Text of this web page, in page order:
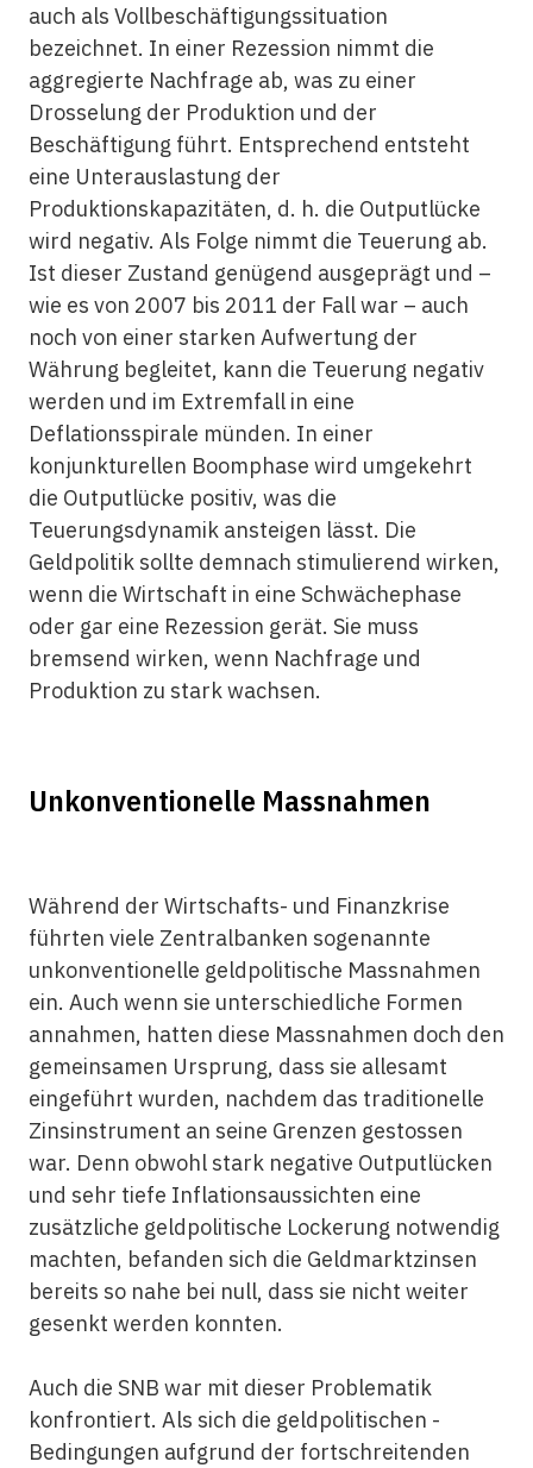
auch als Vollbeschäftigungssituation
bezeichnet. In einer Rezession nimmt die
aggregierte Nachfrage ab, was zu einer
Drosselung der Produktion und der
Beschäftigung führt. Entsprechend entsteht
eine ­Unterauslastung der
Produktionskapazitäten, d. h. die Outputlücke
wird negativ. Als Folge nimmt die Teuerung ab.
Ist dieser Zustand genügend ausgeprägt und –
wie es von 2007 bis 2011 der Fall war – auch
noch von einer starken Aufwertung der
Währung begleitet, kann die Teuerung negativ
werden und im Extremfall in eine
Deflationsspirale münden. In einer
konjunkturellen Boomphase wird umgekehrt
die Outputlücke positiv, was die
Teuerungsdynamik ansteigen lässt. Die
Geldpolitik sollte demnach stimulierend wirken,
wenn die Wirtschaft in eine Schwächephase
oder gar eine Rezession gerät. Sie muss
bremsend wirken, wenn Nachfrage und
Produktion zu stark wachsen.
Unkonventionelle Massnahmen
Während der Wirtschafts- und Finanzkrise
führten viele Zentralbanken soge­nannte
unkonventionelle geldpolitische Massnahmen
ein. Auch wenn sie unterschiedliche Formen
annahmen, hatten diese Massnahmen doch den
gemeinsamen Ursprung, dass sie allesamt
eingeführt wurden, nachdem das traditionelle
Zinsinstrument an seine Grenzen gestossen
war. Denn obwohl stark negative Outputlücken
und sehr tiefe Inflationsaussichten eine
zusätzliche geldpolitische Lockerung notwendig
machten, befanden sich die Geldmarktzinsen
bereits so nahe bei null, dass sie nicht weiter
gesenkt werden konnten.
Auch die SNB war mit dieser Problematik
konfrontiert. Als sich die geldpolitischen ­
Bedingungen aufgrund der fortschreitenden